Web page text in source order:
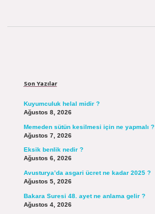
Son Yazılar
Kuyumculuk helal midir ?
Ağustos 8, 2026
Memeden sütün kesilmesi için ne yapmalı ?
Ağustos 7, 2026
Eksik benlik nedir ?
Ağustos 6, 2026
Avusturya’da asgari ücret ne kadar 2025 ?
Ağustos 5, 2026
Bakara Suresi 48. ayet ne anlama gelir ?
Ağustos 4, 2026